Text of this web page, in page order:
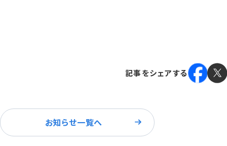
記事をシェアする
お知らせ一覧へ